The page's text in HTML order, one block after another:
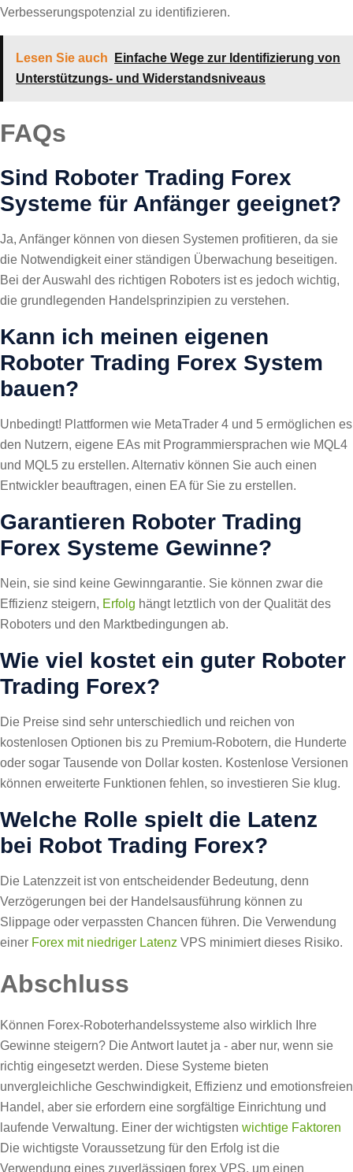
Verbesserungspotenzial zu identifizieren.
Lesen Sie auch
Einfache Wege zur Identifizierung von
Unterstützungs- und Widerstandsniveaus
FAQs
Sind Roboter Trading Forex
Systeme für Anfänger geeignet?
Ja, Anfänger können von diesen Systemen profitieren, da sie
die Notwendigkeit einer ständigen Überwachung beseitigen.
Bei der Auswahl des richtigen Roboters ist es jedoch wichtig,
die grundlegenden Handelsprinzipien zu verstehen.
Kann ich meinen eigenen
Roboter Trading Forex System
bauen?
Unbedingt! Plattformen wie MetaTrader 4 und 5 ermöglichen es
den Nutzern, eigene EAs mit Programmiersprachen wie MQL4
und MQL5 zu erstellen. Alternativ können Sie auch einen
Entwickler beauftragen, einen EA für Sie zu erstellen.
Garantieren Roboter Trading
Forex Systeme Gewinne?
Nein, sie sind keine Gewinngarantie. Sie können zwar die
Effizienz steigern, Erfolg hängt letztlich von der Qualität des
Roboters und den Marktbedingungen ab.
Wie viel kostet ein guter Roboter
Trading Forex?
Die Preise sind sehr unterschiedlich und reichen von
kostenlosen Optionen bis zu Premium-Robotern, die Hunderte
oder sogar Tausende von Dollar kosten. Kostenlose Versionen
können erweiterte Funktionen fehlen, so investieren Sie klug.
Welche Rolle spielt die Latenz
bei Robot Trading Forex?
Die Latenzzeit ist von entscheidender Bedeutung, denn
Verzögerungen bei der Handelsausführung können zu
Slippage oder verpassten Chancen führen. Die Verwendung
einer Forex mit niedriger Latenz VPS minimiert dieses Risiko.
Abschluss
Können Forex-Roboterhandelssysteme also wirklich Ihre
Gewinne steigern? Die Antwort lautet ja - aber nur, wenn sie
richtig eingesetzt werden. Diese Systeme bieten
unvergleichliche Geschwindigkeit, Effizienz und emotionsfreien
Handel, aber sie erfordern eine sorgfältige Einrichtung und
laufende Verwaltung. Einer der wichtigsten wichtige Faktoren
Die wichtigste Voraussetzung für den Erfolg ist die
Verwendung eines zuverlässigen forex VPS, um einen